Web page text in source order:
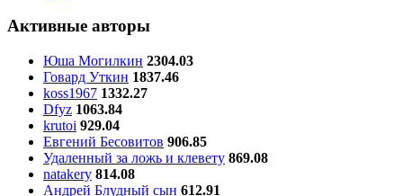
Активные авторы
Юша Могилкин 2304.03
Говард Уткин 1837.46
koss1967 1332.27
Dfyz 1063.84
krutoi 929.04
Евгений Бесовитов 906.85
Удаленный за ложь и клевету 869.08
natakery 814.08
Андрей Блудный сын 612.91